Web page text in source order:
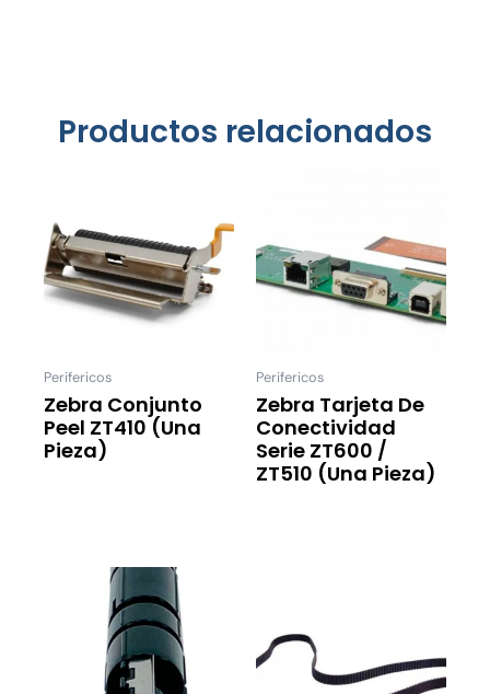
Productos relacionados
Perifericos
Zebra Conjunto
Peel ZT410 (una
Pieza)
Perifericos
Zebra Tarjeta De
Conectividad
Serie ZT600 /
ZT510 (una Pieza)